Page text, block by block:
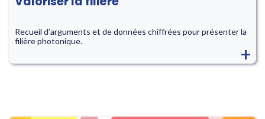
Recueil d’arguments et de données chiffrées pour présenter la
filière photonique.
+